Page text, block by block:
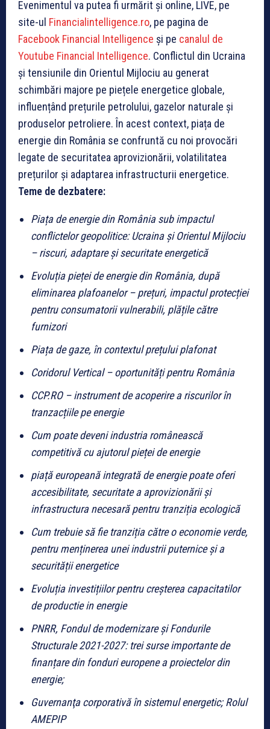
Evenimentul va putea fi urmărit și online, LIVE, pe
site-ul Financialintelligence.ro, pe pagina de
Facebook Financial Intelligence și pe canalul de
Youtube Financial Intelligence. Conflictul din Ucraina
și tensiunile din Orientul Mijlociu au generat
schimbări majore pe piețele energetice globale,
influențând prețurile petrolului, gazelor naturale și
produselor petroliere. În acest context, piața de
energie din România se confruntă cu noi provocări
legate de securitatea aprovizionării, volatilitatea
prețurilor și adaptarea infrastructurii energetice.
Teme de dezbatere:
Piața de energie din România sub impactul
conflictelor geopolitice: Ucraina și Orientul Mijlociu
– riscuri, adaptare și securitate energetică
Evoluția pieței de energie din România, după
eliminarea plafoanelor – prețuri, impactul protecției
pentru consumatorii vulnerabili, plățile către
furnizori
Piața de gaze, în contextul prețului plafonat
Coridorul Vertical – oportunități pentru România
CCP.RO – instrument de acoperire a riscurilor în
tranzacțiile pe energie
Cum poate deveni industria românească
competitivă cu ajutorul pieței de energie
piață europeană integrată de energie poate oferi
accesibilitate, securitate a aprovizionării și
infrastructura necesară pentru tranziția ecologică
Cum trebuie să fie tranziția către o economie verde,
pentru menținerea unei industrii puternice și a
securității energetice
Evoluția investițiilor pentru creșterea capacitatilor
de productie in energie
PNRR, Fondul de modernizare şi Fondurile
Structurale 2021-2027: trei surse importante de
finanțare din fonduri europene a proiectelor din
energie;
Guvernanţa corporativă în sistemul energetic; Rolul
AMEPIP